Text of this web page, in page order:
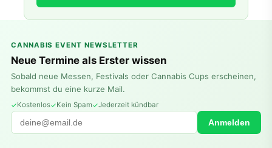
CANNABIS EVENT NEWSLETTER
Neue Termine als Erster wissen
Sobald neue Messen, Festivals oder Cannabis Cups erscheinen,
bekommst du eine kurze Mail.
Kostenlos Kein Spam Jederzeit kündbar
Anmelden